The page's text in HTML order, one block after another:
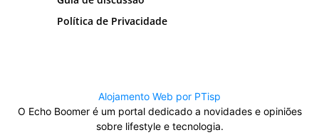
Política de Privacidade
Alojamento Web por PTisp
O Echo Boomer é um portal dedicado a novidades e opiniões
sobre lifestyle e tecnologia.